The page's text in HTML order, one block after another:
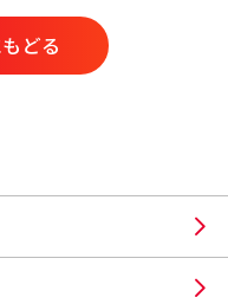
どる